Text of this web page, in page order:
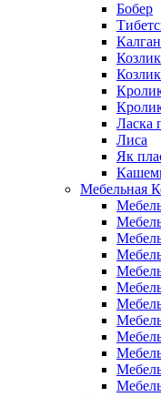
Бобер
Ласка
Лиса
Як
Мебельная